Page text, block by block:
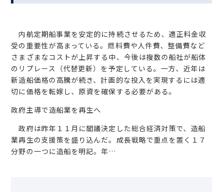
内航定期船事業を安定的に持続させるため、適正料金収
受の重要性が高まっている。燃料費や人件費、整備費など
さまざまなコストが上昇する中、今後は複数の船社が船体
のリプレース（代替更新）を予定している。一方、近年は
新造船価格の高騰が続き、計画的な投入を実現するには適
切に価格を転嫁し、原資を確保する必要がある。
政府主導で造船業を再生へ
政府は昨年１１月に閣議決定した総合経済対策で、造船
業再生の支援策を盛り込んだ。成長戦略で重点を置く１７
分野の一つに造船を明記。年…